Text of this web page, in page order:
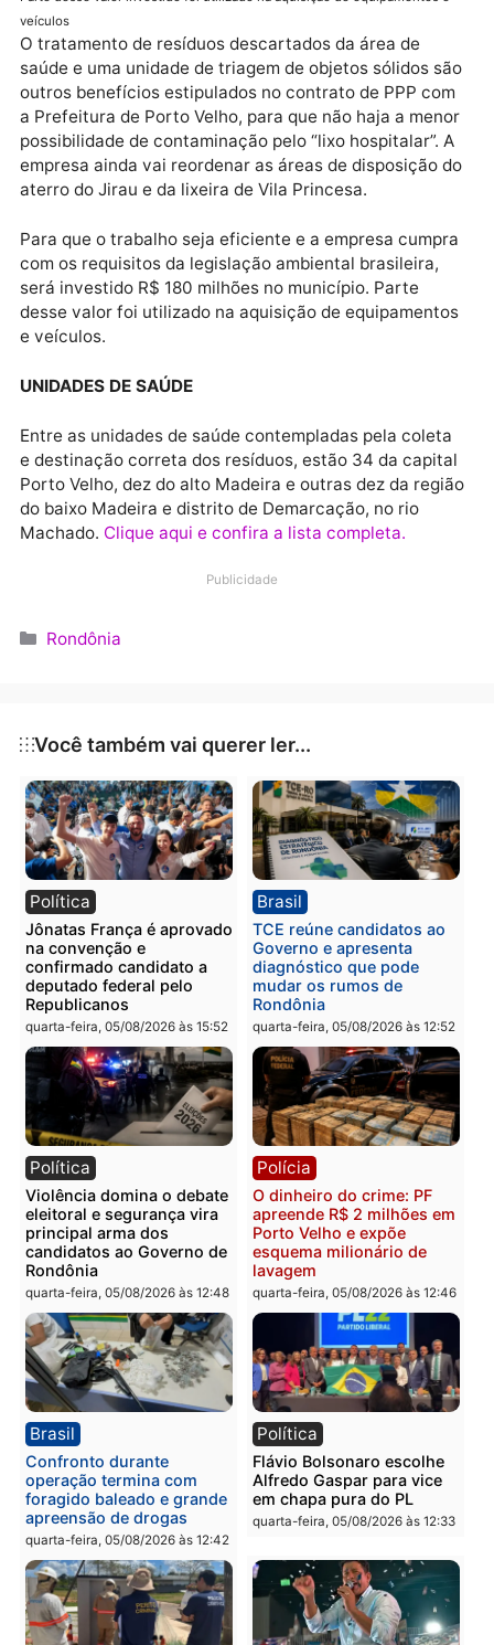
compostagem para a transformação de resíduos
orgânicos.
Parte desse valor investido foi utilizado na aquisição de equipamentos
O tratamento de resíduos descartados da área de
outros benefícios estipulados no contrato de PPP
a Prefeitura de Porto Velho, para que não haja a
possibilidade de contaminação pelo “lixo hospitalar”.
empresa ainda vai reordenar as áreas de disposição
aterro do Jirau e da lixeira de Vila Princesa.
será investido R$ 180 milhões no município. Parte
UNIDADES DE SAÚDE
Entre as unidades de saúde contempladas pela
e destinação correta dos resíduos, estão 34 da
Porto Velho, dez do alto Madeira e outras dez da
do baixo Madeira e distrito de Demarcação, no rio
Machado.Clique aqui e confira a lista completa.
Publicidade
Categorias
Rondônia
Você também vai querer ler...
Política
Jônatas França é aprovado
na convenção e
confirmado candidato a
deputado federal pelo
Republicanos
quarta-feira, 05/08/2026 às 15:52
TCE reúne candidatos ao
Governo e apresenta
diagnóstico que pode
mudar os rumos de
Rondônia
quarta-feira, 05/08/2026 às
Política Polícia